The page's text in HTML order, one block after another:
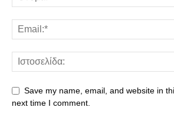
Save my name, email, and website in
next time I comment.